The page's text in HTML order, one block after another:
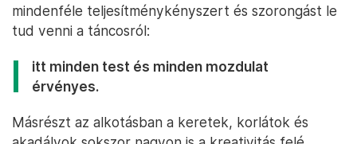
mindenféle teljesítménykényszert és szorongást le
tud venni a táncosról:
itt minden test és minden mozdulat
érvényes.
Másrészt az alkotásban a keretek, korlátok és